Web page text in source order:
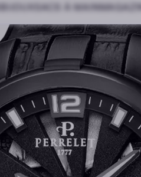
SACS À MAIN